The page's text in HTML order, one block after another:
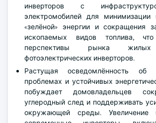
инверторов с
электромобилей для минимизации
«зелёной» энергии и сокращения
ископаемых видов топлива, что
перспективы рынка жилых
фотоэлектрических инверторов.
Растущая осведомлённость об
проблемах и устойчивых
побуждает домовладельцев
углеродный след и поддерживать
окружающей среды. Увеличение